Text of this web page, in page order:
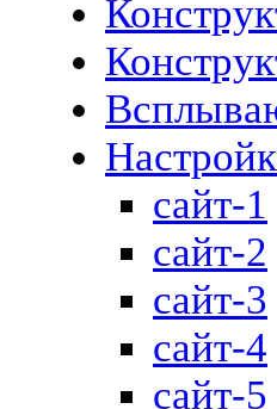
сайт-1
сайт-2
сайт-3
сайт-4
сайт-5